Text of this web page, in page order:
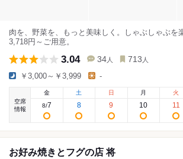
肉を、野菜を、もっと美味しく。しゃぶしゃぶを
3,718円～ご用意。
3.04 34 人 713 人
￥3,000～￥3,999 -
空席
情報
金
8/7
土
8
日
9
月
10
火
11
お好み焼きとフグの店 将